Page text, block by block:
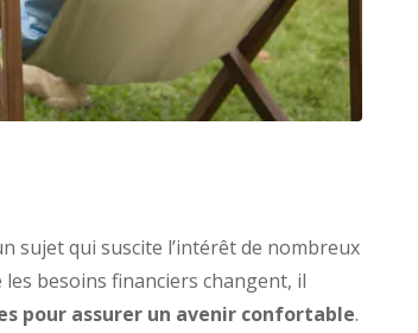
sujet qui suscite l’intérêt de nombreux
besoins financiers changent, il
pour assurer un avenir confortable.